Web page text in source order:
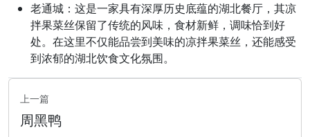
老通城：这是一家具有深厚历史底蕴的湖北餐厅，其凉
拌果菜丝保留了传统的风味，食材新鲜，调味恰到好
处。在这里不仅能品尝到美味的凉拌果菜丝，还能感受
到浓郁的湖北饮食文化氛围。
上一篇
周黑鸭